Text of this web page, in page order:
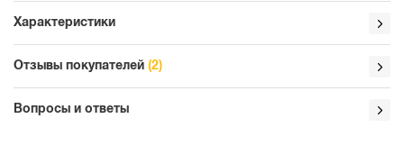
Характеристики
Отзывы покупателей (2)
Вопросы и ответы